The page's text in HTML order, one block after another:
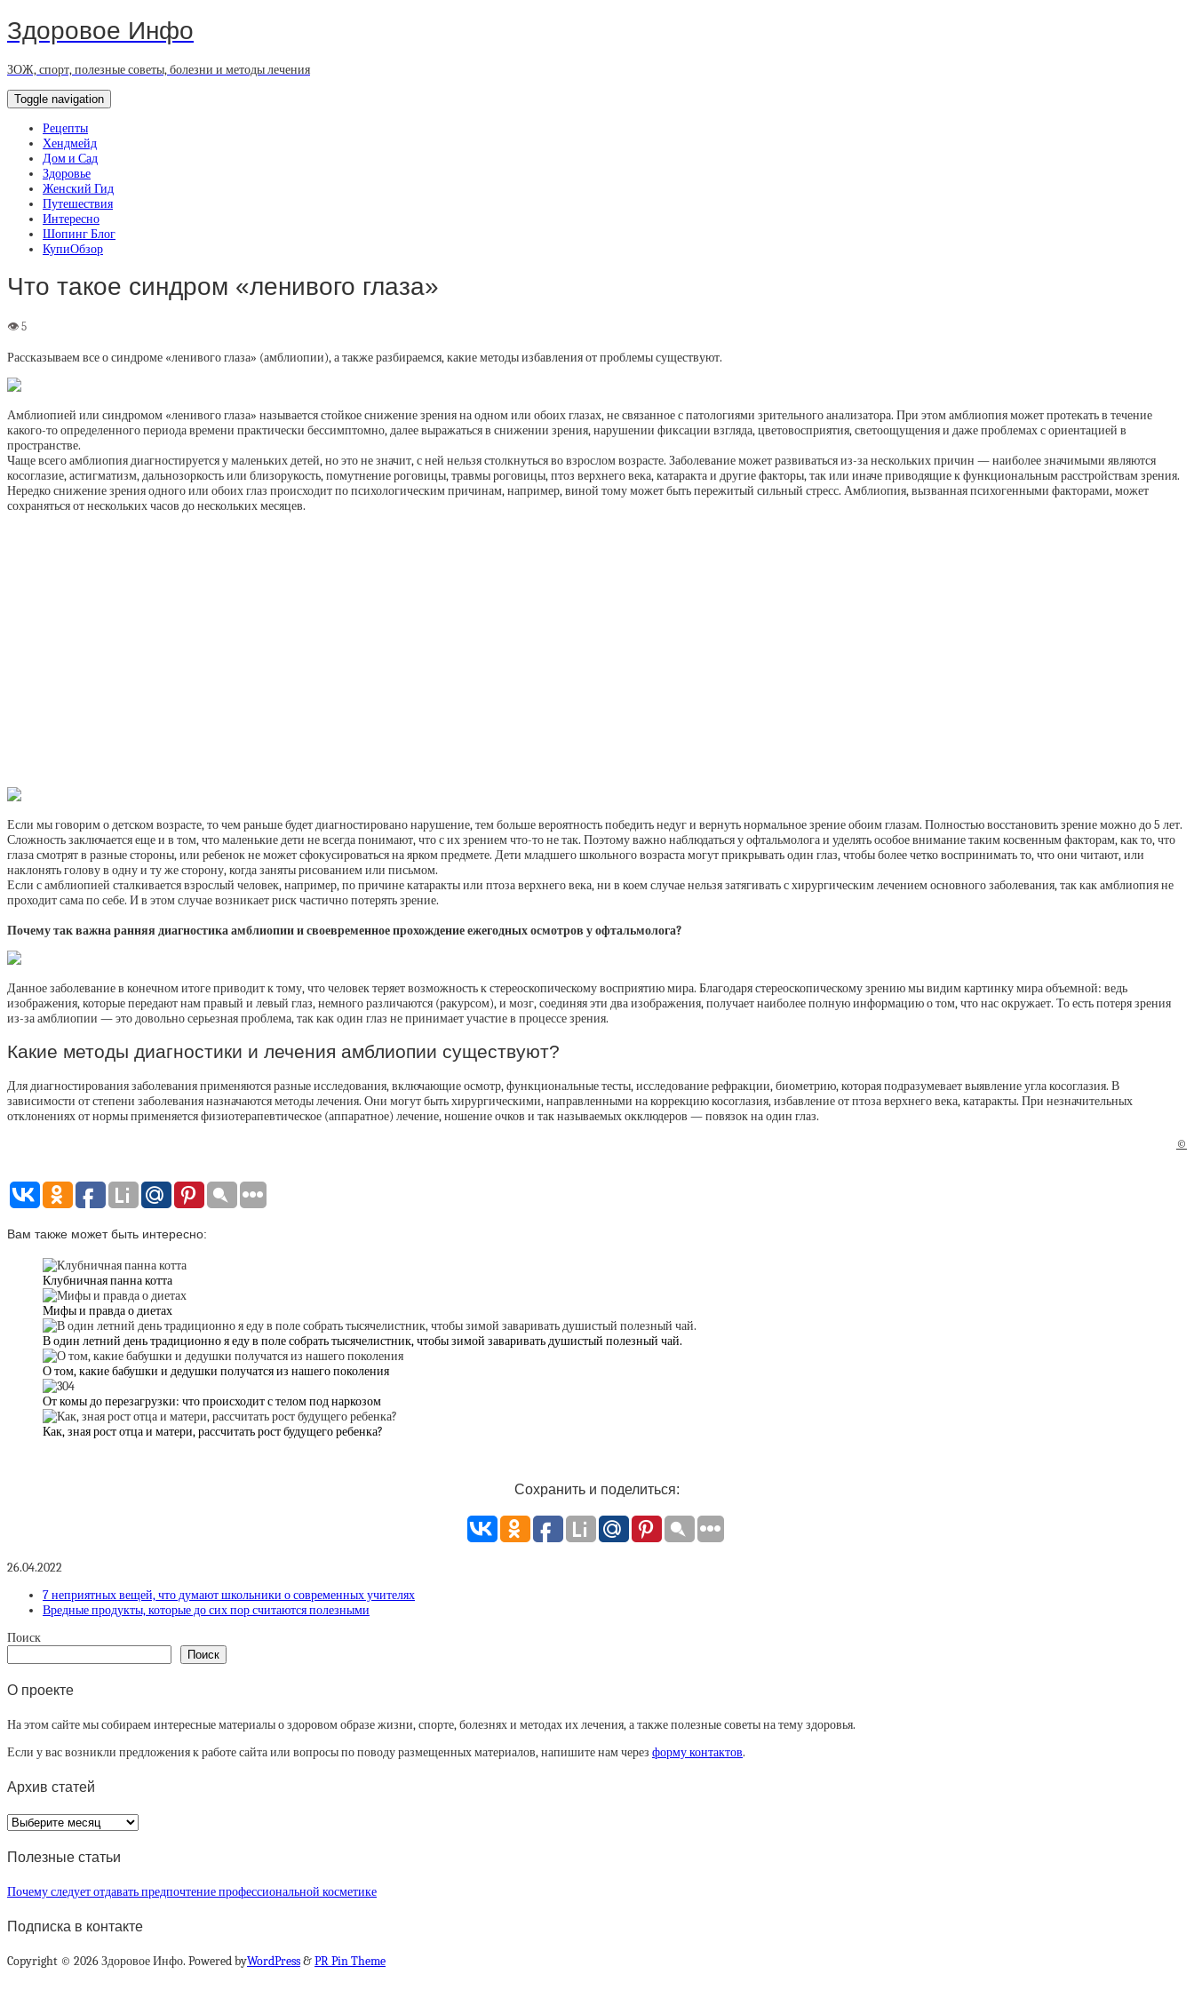
Здоровое Инфо
ЗОЖ, спорт, полезные советы, болезни и методы лечения
Toggle navigation
Рецепты
Хендмейд
Дом и Сад
Здоровье
Женский Гид
Путешествия
Интересно
Шопинг Блог
КупиОбзор
Что такое синдром «ленивого глаза»
Рассказываем все о синдроме «ленивого глаза» (амблиопии), а также разбираемся, какие методы избавления от проблемы существуют.
Амблиопией или синдромом «ленивого глаза» называется стойкое снижение зрения на одном или обоих глазах, не связанное с патологиями зрительного анализатора. При этом амблиопия может протекать в течение
какого-то определенного периода времени практически бессимптомно, далее выражаться в снижении зрения, нарушении фиксации взгляда, цветовосприятия, светоощущения и даже проблемах с ориентацией в
пространстве.
Чаще всего амблиопия диагностируется у маленьких детей, но это не значит, с ней нельзя столкнуться во взрослом возрасте. Заболевание может развиваться из-за нескольких причин — наиболее значимыми являются
косоглазие, астигматизм, дальнозоркость или близорукость, помутнение роговицы, травмы роговицы, птоз верхнего века, катаракта и другие факторы, так или иначе приводящие к функциональным расстройствам зрения.
Нередко снижение зрения одного или обоих глаз происходит по психологическим причинам, например, виной тому может быть пережитый сильный стресс. Амблиопия, вызванная психогенными факторами, может
сохраняться от нескольких часов до нескольких месяцев.
Если мы говорим о детском возрасте, то чем раньше будет диагностировано нарушение, тем больше вероятность победить недуг и вернуть нормальное зрение обоим глазам. Полностью восстановить зрение можно до 5 лет.
Сложность заключается еще и в том, что маленькие дети не всегда понимают, что с их зрением что-то не так. Поэтому важно наблюдаться у офтальмолога и уделять особое внимание таким косвенным факторам, как то, что
глаза смотрят в разные стороны, или ребенок не может сфокусироваться на ярком предмете. Дети младшего школьного возраста могут прикрывать один глаз, чтобы более четко воспринимать то, что они читают, или
наклонять голову в одну и ту же сторону, когда заняты рисованием или письмом.
Если с амблиопией сталкивается взрослый человек, например, по причине катаракты или птоза верхнего века, ни в коем случае нельзя затягивать с хирургическим лечением основного заболевания, так как амблиопия не
проходит сама по себе. И в этом случае возникает риск частично потерять зрение.
Почему так важна ранняя диагностика амблиопии и своевременное прохождение ежегодных осмотров у офтальмолога?
Данное заболевание в конечном итоге приводит к тому, что человек теряет возможность к стереоскопическому восприятию мира. Благодаря стереоскопическому зрению мы видим картинку мира объемной: ведь
изображения, которые передают нам правый и левый глаз, немного различаются (ракурсом), и мозг, соединяя эти два изображения, получает наиболее полную информацию о том, что нас окружает. То есть потеря зрения
из-за амблиопии — это довольно серьезная проблема, так как один глаз не принимает участие в процессе зрения.
Какие методы диагностики и лечения амблиопии существуют?
Для диагностирования заболевания применяются разные исследования, включающие осмотр, функциональные тесты, исследование рефракции, биометрию, которая подразумевает выявление угла косоглазия. В
зависимости от степени заболевания назначаются методы лечения. Они могут быть хирургическими, направленными на коррекцию косоглазия, избавление от птоза верхнего века, катаракты. При незначительных
отклонениях от нормы применяется физиотерапевтическое (аппаратное) лечение, ношение очков и так называемых окклюдеров — повязок на один глаз.
©
Вам также может быть интересно:
Клубничная панна котта
Мифы и правда о диетах
В один летний день традиционно я еду в поле собрать тысячелистник, чтобы зимой заваривать душистый полезный чай.
О том, какие бабушки и дедушки получатся из нашего поколения
От комы до перезагрузки: что происходит с телом под наркозом
Как, зная рост отца и матери, рассчитать рост будущего ребенка?
Сохранить и поделиться:
26.04.2022
7 неприятных вещей, что думают школьники о современных учителях
Вредные продукты, которые до сих пор считаются полезными
Поиск
Поиск
О проекте
На этом сайте мы собираем интересные материалы о здоровом образе жизни, спорте, болезнях и методах их лечения, а также полезные советы на тему здоровья.
Если у вас возникли предложения к работе сайта или вопросы по поводу размещенных материалов, напишите нам через форму контактов.
Архив статей
Архив
статей
Полезные статьи
Почему следует отдавать предпочтение профессиональной косметике
Подписка в контакте
Copyright © 2026 Здоровое Инфо. Powered byWordPress&PR Pin Theme